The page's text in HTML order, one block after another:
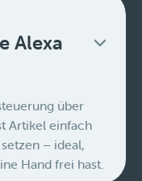
Alexa
über
Artikel einfach
– ideal,
Hand frei hast.